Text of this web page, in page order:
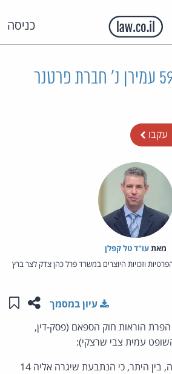
כניסה
ת"ק 59422-09-20 עמירן נ' חברת פרטנר
עקבו
מאת‏עו"ד טל קפלן
וזכויות היוצרים במשרד פרל כהן צדק לצר ברץ
שתפו
עיון במסמך
ש"ח על הפרת הוראות חוק הספאם (פסק-דין,
עמית צבי שרצקי):
התובעת טענה, בין היתר, כי הנתבעת שיגרה אליה 14